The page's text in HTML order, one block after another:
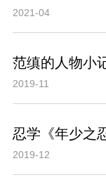
2021-04
范缜的人物小
2019-11
忍学《年少之
2019-12